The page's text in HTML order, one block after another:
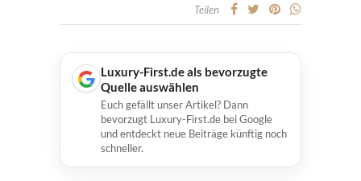
Teilen
Luxury-First.de als bevorzugte
Quelle auswählen
Euch gefällt unser Artikel? Dann
bevorzugt Luxury-First.de bei Google
und entdeckt neue Beiträge künftig noch
schneller.